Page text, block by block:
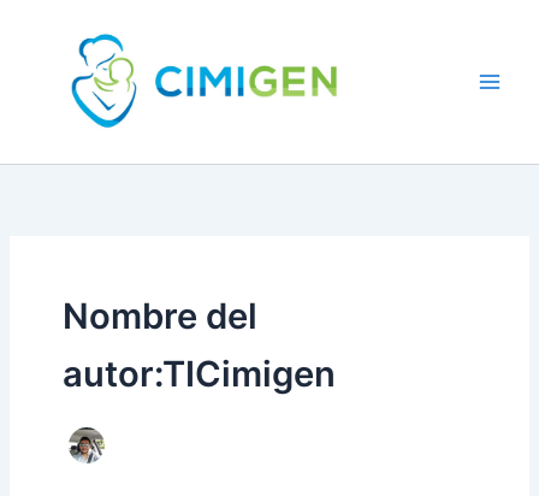
contenido
Nombre del
autor:TICimigen